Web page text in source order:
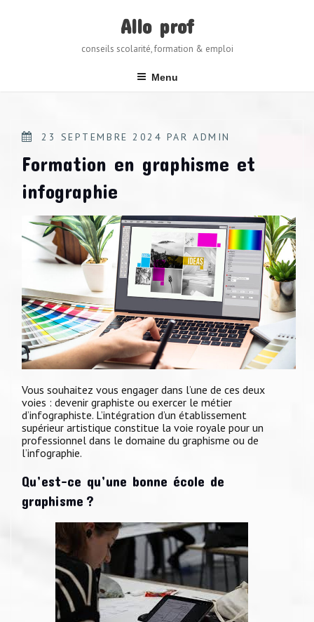
Allo prof
conseils scolarité, formation & emploi
Menu
POSTED
23 SEPTEMBRE 2024 PARADMIN
Formation en graphisme et
infographie
Vous souhaitez vous engager dans l’une de ces deux
voies : devenir graphiste ou exercer le métier
d’infographiste. L’intégration d’un établissement
supérieur artistique constitue la voie royale pour un
professionnel dans le domaine du graphisme ou de
l’infographie.
Qu’est-ce qu’une bonne école de
graphisme ?